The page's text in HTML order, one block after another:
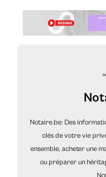
Notaire.be: Des
clés de votre vie
ensemble, acheter une
ou préparer un